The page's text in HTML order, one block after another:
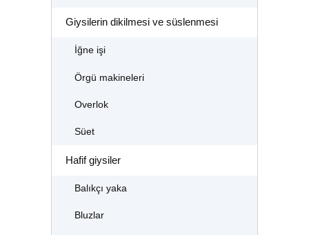
Giysilerin dikilmesi ve süslenmesi
İğne işi
Örgü makineleri
Overlok
Süet
Hafif giysiler
Balıkçı yaka
Bluzlar